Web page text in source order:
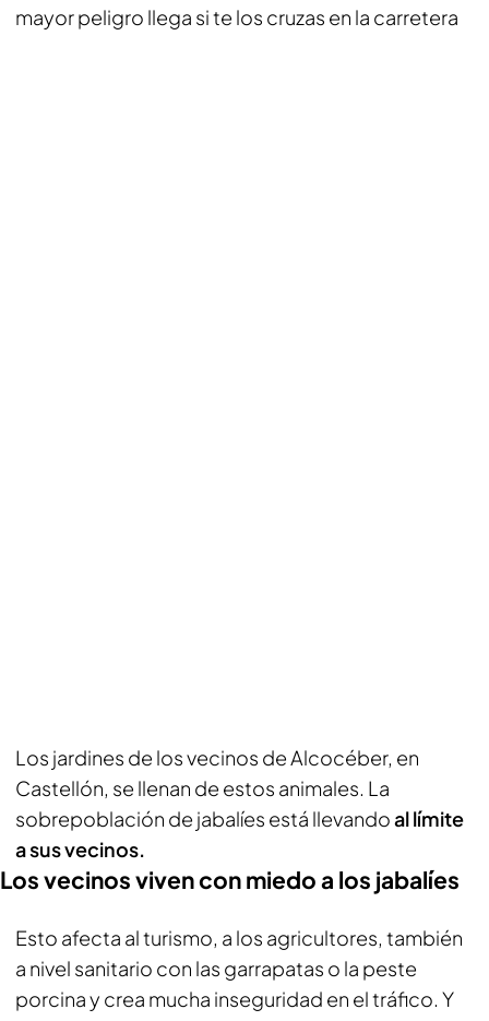
mayor peligro llega si te los cruzas en la carretera
Los jardines de los vecinos de Alcocéber, en
Castellón, se llenan de estos animales. La
sobrepoblación de jabalíes está llevandoal límite
a sus vecinos.
Los vecinos viven con miedo a los jabalíes
Esto afecta al turismo, a los agricultores, también
a nivel sanitario con las garrapatas o la peste
porcina y crea mucha inseguridad en el tráfico. Y